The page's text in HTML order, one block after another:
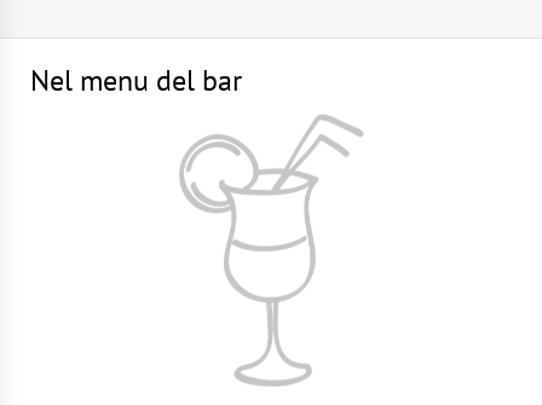
Nel menu del bar